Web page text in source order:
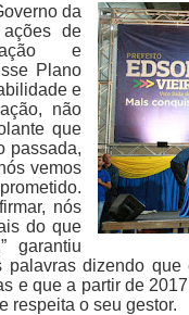
da
de
e
Plano
e
não
que
passada,
vemos
nós
do que
garantiu
palavras dizendo
e que a partir de
respeita o seu gestor.